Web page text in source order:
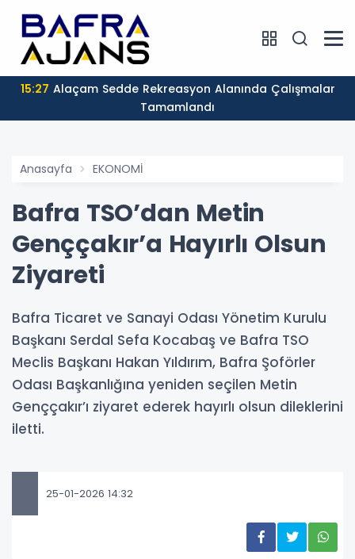
15:27
Tamamlandı
Anasayfa EKONOMİ
Bafra TSO’dan Metin
Genççakır’a Hayırlı Olsun
Ziyareti
Bafra Ticaret ve Sanayi Odası Yönetim Kurulu
Başkanı Serdal Sefa Kocabaş ve Bafra TSO
Meclis Başkanı Hakan Yıldırım, Bafra Şoförler
Odası Başkanlığına yeniden seçilen Metin
Genççakır’ı ziyaret ederek hayırlı olsun dileklerini
iletti.
25-01-2026 14:32